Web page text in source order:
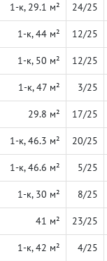
1-к, 29.1 м² 24/25
1-к, 44 м² 12/25
1-к, 50 м² 12/25
1-к, 47 м² 3/25
29.8 м² 17/25
1-к, 46.3 м² 20/25
1-к, 46.6 м² 5/25
1-к, 30 м² 8/25
41 м² 23/25
1-к, 42 м² 4/25